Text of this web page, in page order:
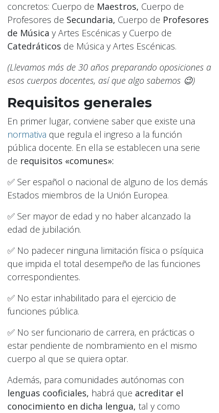
concretos: Cuerpo de Maestros, Cuerpo de
Profesores de Secundaria, Cuerpo de Profesores
de Música y Artes Escénicas y Cuerpo de
Catedráticos de Música y Artes Escénicas.
(Llevamos más de 30 años preparando oposiciones a
esos cuerpos docentes, así que algo sabemos 😉)
Requisitos generales
En primer lugar, conviene saber que existe una
normativa que regula el ingreso a la función
pública docente. En ella se establecen una serie
de requisitos «comunes»:
✅ Ser español o nacional de alguno de los demás
Estados miembros de la Unión Europea.
✅ Ser mayor de edad y no haber alcanzado la
edad de jubilación.
✅ No padecer ninguna limitación física o psíquica
que impida el total desempeño de las funciones
correspondientes.
✅ No estar inhabilitado para el ejercicio de
funciones pública.
✅ No ser funcionario de carrera, en prácticas o
estar pendiente de nombramiento en el mismo
cuerpo al que se quiera optar.
Además, para comunidades autónomas con
lenguas cooficiales, habrá que acreditar el
conocimiento en dicha lengua, tal y como